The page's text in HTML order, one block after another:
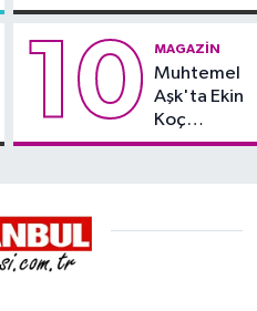
kayması
10 MAGAZIN
Muhtemel
Aşk'ta Ekin
Koç
damgası